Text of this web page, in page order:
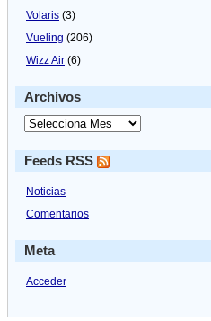
Volaris (3)
Vueling (206)
Wizz Air (6)
Archivos
Feeds RSS
Noticias
Comentarios
Meta
Acceder